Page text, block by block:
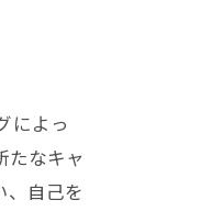
によっ
たなキャ
、自己を